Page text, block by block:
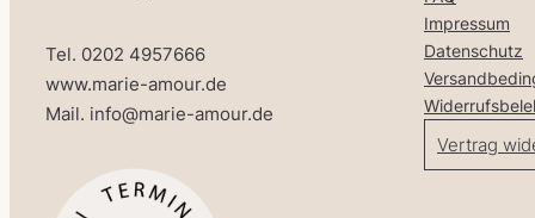
Tel. 0202 4957666
www.marie-amour.de
Mail. info@marie-amour.de
Impressum
Datenschutz
Vertrag